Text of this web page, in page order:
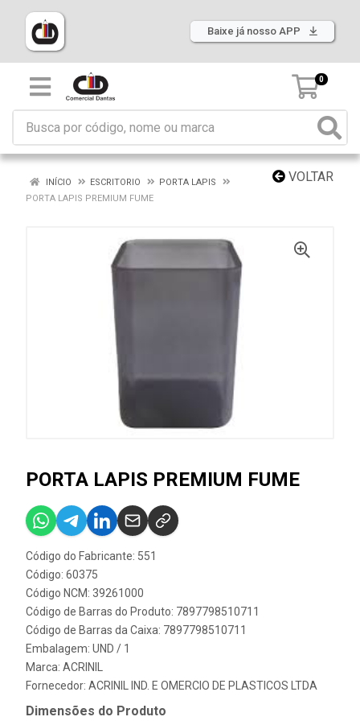
Baixe já nosso APP
0
VOLTAR
INÍCIO ESCRITORIO
PORTA LAPIS
PORTA LAPIS PREMIUM FUME
PORTA LAPIS PREMIUM FUME
Código do Fabricante: 551
Código: 60375
Código NCM: 39261000
Código de Barras do Produto: 7897798510711
Código de Barras da Caixa: 7897798510711
Embalagem: UND / 1
Marca: ACRINIL
Fornecedor: ACRINIL IND. E OMERCIO DE PLASTICOS LTDA
Dimensões do Produto